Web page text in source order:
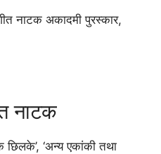
नाटक अकादमी पुरस्कार,
नाटक
‘अन्य एकांकी तथा